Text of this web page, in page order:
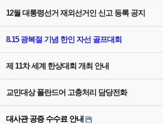
12월 대통령선거 재외선거인 신고 등록 공지
8.15 광복절 기념 한인 자선 골프대회
제 11차 세계 한상대회 개최 안내
교민대상 폴란드어 고충처리 담당전화
대사관 공증 수수료 안내